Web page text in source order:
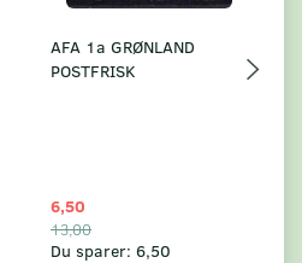
AFA 1a GRØNLAND
POSTFRISK
6,50
13,00
Du sparer: 6,50